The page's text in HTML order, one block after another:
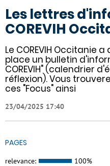
Les lettres
COREVIH
Le COREVIH Occitanie
place un bulletin
COREVIH" (calendrier
réflexion). Vous
ces "Focus" ainsi
23/04/2025 17:40
PAGES
relevance: 100%